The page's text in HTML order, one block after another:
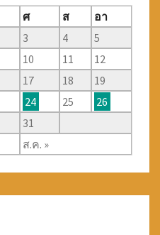
ศ ส อา
ส.ค. »
3 4
5
10 11
12
17 18
19
24 25
26
31